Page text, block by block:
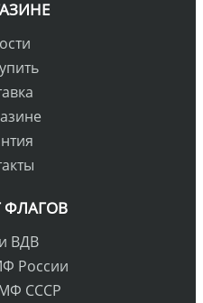
ФЛАГОВ
ВДВ
России
СССР